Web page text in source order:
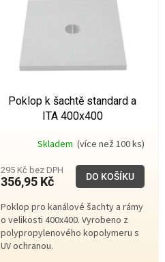
Poklop k šachtě standard a
ITA 400x400
Skladem (více než 100 ks)
295 Kč bez DPH
356,95 Kč DO KOŠÍKU
Poklop pro kanálové šachty a rámy
o velikosti 400x400. Vyrobeno z
polypropylenového kopolymeru s
UV ochranou.